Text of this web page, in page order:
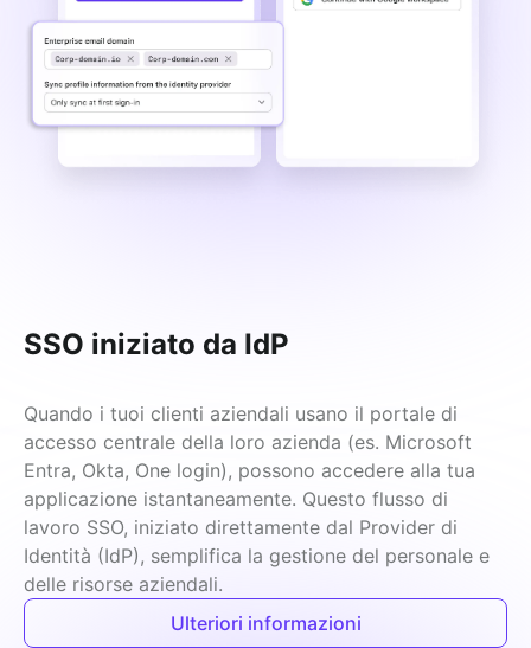
SSO iniziato da IdP
Quando i tuoi clienti aziendali usano il portale di
accesso centrale della loro azienda (es. Microsoft
Entra, Okta, One login), possono accedere alla tua
applicazione istantaneamente. Questo flusso di
lavoro SSO, iniziato direttamente dal Provider di
Identità (IdP), semplifica la gestione del personale e
delle risorse aziendali.
Ulteriori informazioni